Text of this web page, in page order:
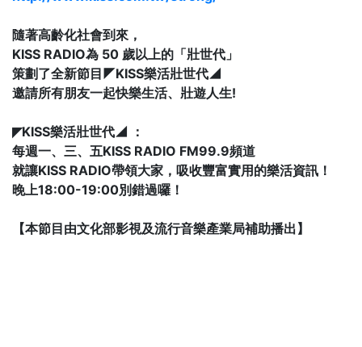
隨著高齡化社會到來，
KISS RADIO為 50 歲以上的「壯世代」
策劃了全新節目◤KISS樂活壯世代◢
邀請所有朋友一起快樂生活、壯遊人生!
◤KISS樂活壯世代◢ ：
每週一、三、五KISS RADIO FM99.9頻道
就讓KISS RADIO帶領大家，吸收豐富實用的樂活資訊！
晚上18:00-19:00別錯過囉！
【本節目由文化部影視及流行音樂產業局補助播出】